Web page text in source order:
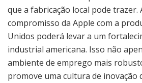
que a fabricação local pode trazer.
compromisso da Apple com a
Unidos poderá levar a um
industrial americana. Isso não
ambiente de emprego mais
promove uma cultura de inovação